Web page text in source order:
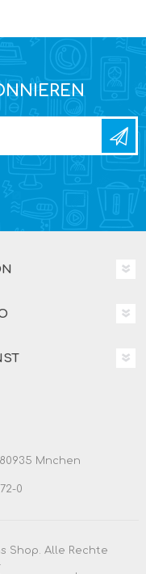
Mnchen
0
Shop. Alle Rechte